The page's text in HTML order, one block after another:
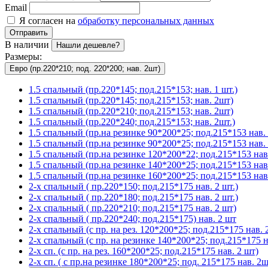
Email
Я согласен на обработку персональных данных
Отправить
В наличии Нашли дешевле?
Размеры:
Евро (пр.220*210; под. 220*200; нав. 2шт)
1.5 спальный (пр.220*145; под.215*153; нав. 1 шт.)
1.5 спальный (пр.220*145; под.215*153; нав. 2шт)
1.5 спальный (пр.220*210; под.215*153; нав. 2шт)
1.5 спальный (пр.220*240; под.215*153; нав. 2шт.)
1.5 спальный (пр.на резинке 90*200*25; под.215*153
1.5 спальный (пр.на резинке 90*200*25; под.215*153
1.5 спальный (пр.на резинке 120*200*22; под.215*153
1.5 спальный (пр.на резинке 140*200*25; под.215*153
1.5 спальный (пр.на резинке 160*200*25; под.215*153
2-х спальный ( пр.220*150; под.215*175 нав. 2 шт.)
2-х спальный ( пр.220*180; под.215*175 нав. 2 шт.)
2-х спальный ( пр.220*210; под.215*175 нав. 2 шт)
2-х спальный ( пр.220*240; под.215*175) нав. 2 шт
2-х спальный (с пр. на рез. 120*200*25; под.215*175 нав.
2-х спальный (с пр. на резинке 140*200*25; под.215*175
2-х сп. (с пр. на рез. 160*200*25; под.215*175 нав. 2 шт)
2-х сп. ( с пр.на резинке 180*200*25; под. 215*175 нав.